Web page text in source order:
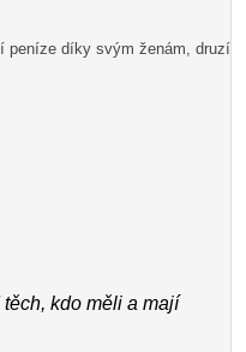
peníze díky svým ženám, druzí
kdo měli a mají